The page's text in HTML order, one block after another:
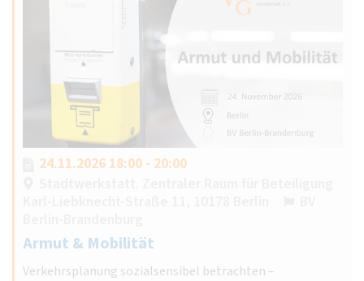
24.11.2026 18:00 - 20:00
Armut & Mobilität
Verkehrsplanung sozialsensibel betrachten –